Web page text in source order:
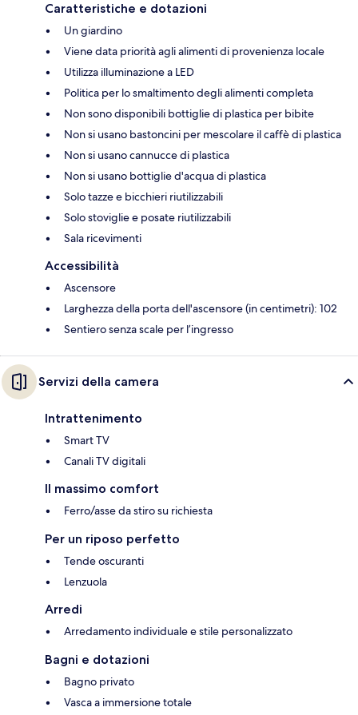
Caratteristiche e dotazioni
Un giardino
Viene data priorità agli alimenti di provenienza locale
Utilizza illuminazione a LED
Politica per lo smaltimento degli alimenti completa
Non sono disponibili bottiglie di plastica per bibite
Non si usano bastoncini per mescolare il caffè di plastica
Non si usano cannucce di plastica
Non si usano bottiglie d'acqua di plastica
Solo tazze e bicchieri riutilizzabili
Solo stoviglie e posate riutilizzabili
Sala ricevimenti
Accessibilità
Ascensore
Larghezza della porta dell'ascensore (in centimetri): 102
Sentiero senza scale per l’ingresso
Servizi della camera
Intrattenimento
Smart TV
Canali TV digitali
Il massimo comfort
Ferro/asse da stiro su richiesta
Per un riposo perfetto
Tende oscuranti
Lenzuola
Arredi
Arredamento individuale e stile personalizzato
Bagni e dotazioni
Bagno privato
Vasca a immersione totale